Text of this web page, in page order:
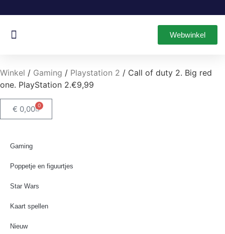
Webwinkel
Winkel / Gaming / Playstation 2 / Call of duty 2. Big red
one. PlayStation 2.€9,99
€ 0,00 0
Gaming
Poppetje en figuurtjes
Star Wars
Kaart spellen
Nieuw